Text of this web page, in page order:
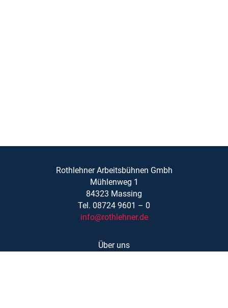
Rothlehner Arbeitsbühnen Gmbh
Mühlenweg 1
84323 Massing
Tel. 08724 9601 – 0
info@rothlehner.de
Über uns